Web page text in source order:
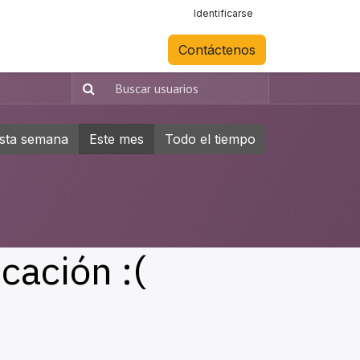
Identificarse
Contáctenos
semana Este mes Todo el tiempo
:(